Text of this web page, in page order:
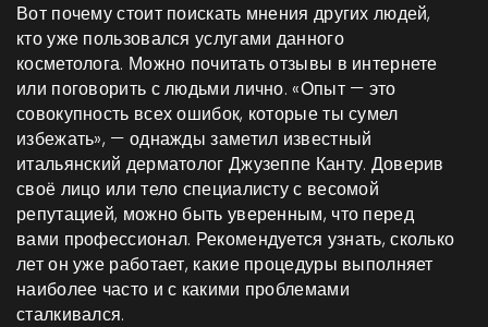
Вот почему стоит поискать мнения других людей,
кто уже пользовался услугами данного
косметолога. Можно почитать отзывы в интернете
или поговорить с людьми лично. «Опыт — это
совокупность всех ошибок, которые ты сумел
избежать», — однажды заметил известный
итальянский дерматолог Джузеппе Канту. Доверив
своё лицо или тело специалисту с весомой
репутацией, можно быть уверенным, что перед
вами профессионал. Рекомендуется узнать, сколько
лет он уже работает, какие процедуры выполняет
наиболее часто и с какими проблемами
сталкивался.